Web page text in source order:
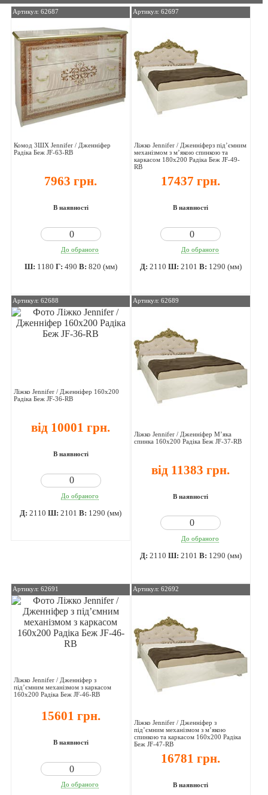
Артикул: 62687
Комод 3ШХ Jennifer / Дженніфер
Радіка Беж JF-63-RB
7963 грн.
В наявності
До обраного
Ш: 1180 Г: 490 В: 820 (мм)
Артикул: 62697
Ліжко Jennifer / Дженніферз під’ємним
механізмом з м’якою спинкою та
каркасом 180х200 Радіка Беж JF-49-
RB
17437 грн.
В наявності
До обраного
Д: 2110 Ш: 2101 В: 1290 (мм)
Артикул: 62688
Ліжко Jennifer / Дженніфер 160х200
Радіка Беж JF-36-RB
від 10001 грн.
В наявності
До обраного
Д:2110 Ш:2101 В: 1290 (мм)
Артикул: 62689
Ліжко Jennifer / Дженніфер М’яка
спинка 160х200 Радіка Беж JF-37-RB
від 11383 грн.
В наявності
До обраного
Д: 2110 Ш: 2101 В: 1290 (мм)
Артикул: 62691
Ліжко Jennifer / Дженніфер з
під’ємним механізмом з каркасом
160х200 Радіка Беж JF-46-RB
15601 грн.
В наявності
До обраного
Артикул: 62692
Ліжко Jennifer / Дженніфер з
під’ємним механізмом з м’якою
спинкою та каркасом 160х200 Радіка
Беж JF-47-RB
16781 грн.
В наявності